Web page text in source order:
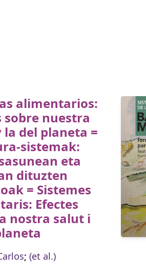
alimentarios:
sobre nuestra
la del planeta =
sistemak:
eta
dituzten
= Sistemes
Efectes
nostra salut i
; (et al.)